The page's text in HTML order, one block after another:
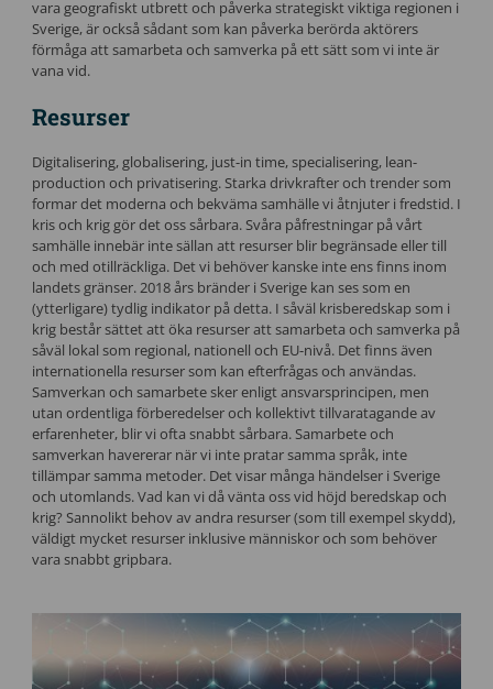
vara geografiskt utbrett och påverka strategiskt viktiga regionen i
Sverige, är också sådant som kan påverka berörda aktörers
förmåga att samarbeta och samverka på ett sätt som vi inte är
vana vid.
Resurser
Digitalisering, globalisering, just-in time, specialisering, lean-
production och privatisering. Starka drivkrafter och trender som
formar det moderna och bekväma samhälle vi åtnjuter i fredstid. I
kris och krig gör det oss sårbara. Svåra påfrestningar på vårt
samhälle innebär inte sällan att resurser blir begränsade eller till
och med otillräckliga. Det vi behöver kanske inte ens finns inom
landets gränser. 2018 års bränder i Sverige kan ses som en
(ytterligare) tydlig indikator på detta. I såväl krisberedskap som i
krig består sättet att öka resurser att samarbeta och samverka på
såväl lokal som regional, nationell och EU-nivå. Det finns även
internationella resurser som kan efterfrågas och användas.
Samverkan och samarbete sker enligt ansvarsprincipen, men
utan ordentliga förberedelser och kollektivt tillvaratagande av
erfarenheter, blir vi ofta snabbt sårbara. Samarbete och
samverkan havererar när vi inte pratar samma språk, inte
tillämpar samma metoder. Det visar många händelser i Sverige
och utomlands. Vad kan vi då vänta oss vid höjd beredskap och
krig? Sannolikt behov av andra resurser (som till exempel skydd),
väldigt mycket resurser inklusive människor och som behöver
vara snabbt gripbara.